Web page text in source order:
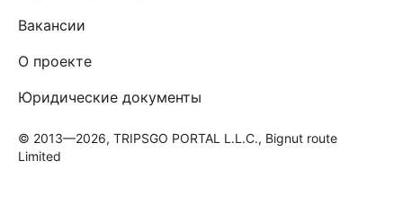
Вакансии
О проекте
Юридические документы
© 2013—2026, TRIPSGO PORTAL L.L.C., Bignut route
Limited